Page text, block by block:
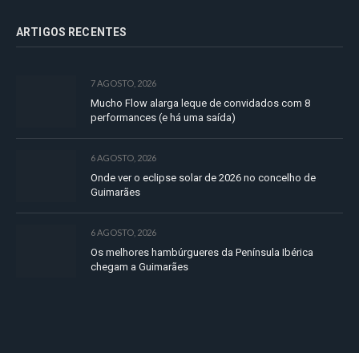
ARTIGOS RECENTES
7 AGOSTO, 2026
Mucho Flow alarga leque de convidados com 8
performances (e há uma saída)
6 AGOSTO, 2026
Onde ver o eclipse solar de 2026 no concelho de
Guimarães
6 AGOSTO, 2026
Os melhores hambúrgueres da Península Ibérica
chegam a Guimarães